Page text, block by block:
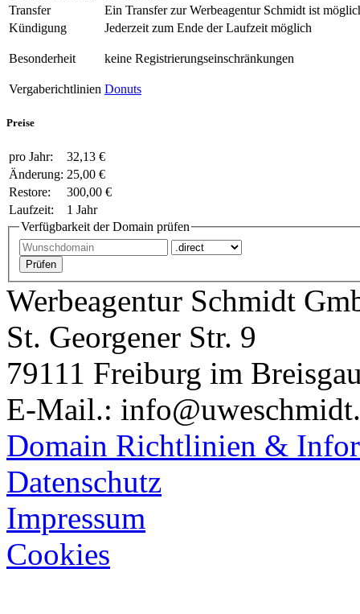
Transfer
Ein Transfer zur Werbeagentur Schmidt ist
Kündigung
Jederzeit zum Ende der Laufzeit möglich
Besonderheit keine Registrierungseinschränkungen
Vergaberichtlinien Donuts
Preise
pro Jahr:
32,13 €
Änderung: 25,00 €
Restore:
300,00 €
Laufzeit:
1 Jahr
Verfügbarkeit der Domain prüfen
Werbeagentur Schmidt
St. Georgener Str. 9
79111 Freiburg im
E-Mail.:
Domain Richtlinien &
Datenschutz
Impressum
Cookies